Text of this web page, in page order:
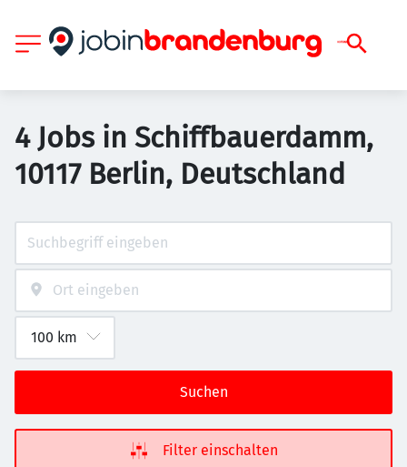
4 Jobs in Schiffbauerdamm,
10117 Berlin, Deutschland
Suchen
Filter einschalten